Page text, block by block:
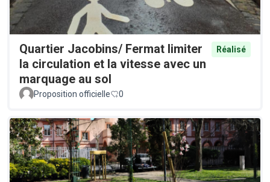
Quartier Jacobins/ Fermat limiter
la circulation et la vitesse avec un
marquage au sol
Réalisé
Proposition officielle 0